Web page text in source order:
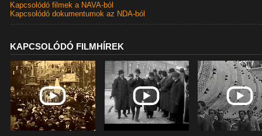
Kapcsolódó filmek a NAVA-ból
Kapcsolódó dokumentumok az NDA-ból
KAPCSOLÓDÓ FILMHÍREK